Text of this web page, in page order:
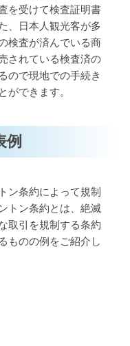
を受けて検査証明書
、日本人観光客が多
検査が済んでいる商
されている検査済の
ので現地での手続き
ができます。
例
ン条約によって規制
トン条約とは、絶滅
取引を規制する条約
ものの例をご紹介し